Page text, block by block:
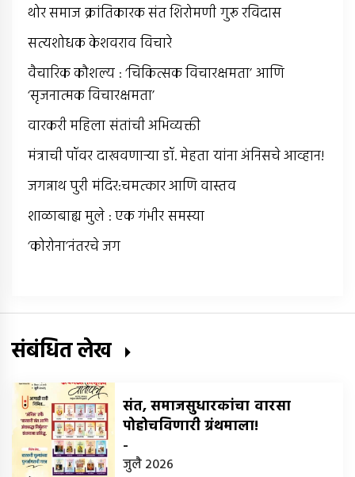
थोर समाज क्रांतिकारक संत शिरोमणी गुरू रविदास
सत्यशोधक केशवराव विचारे
वैचारिक कौशल्य : ‘चिकित्सक विचारक्षमता’ आणि
‘सृजनात्मक विचारक्षमता’
वारकरी महिला संतांची अभिव्यक्ती
मंत्राची पॉवर दाखवणार्‍या डॉ. मेहता यांना अंनिसचे आव्हान!
जगन्नाथ पुरी मंदिर:चमत्कार आणि वास्तव
शाळाबाह्य मुले : एक गंभीर समस्या
‘कोरोना’नंतरचे जग
संबंधित लेख
संत, समाजसुधारकांचा वारसा
पोहोचविणारी ग्रंथमाला!
-
जुलै 2026